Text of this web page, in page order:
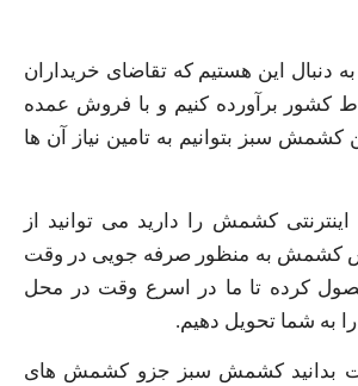
به دنبال این هستیم که تقاضای خریداران
کشور برآورده کنیم و با فروش عمده
کشمش سبز بتوانیم به تامین نیاز آن ها
کشمش را دارید می‌ توانید از
کشمش به منظور صرفه‌ جویی در وقت
کرده تا ما در اسرع وقت در محل
به شما تحویل دهیم.
بدانید کشمش سبز جزو کشمش‌ های